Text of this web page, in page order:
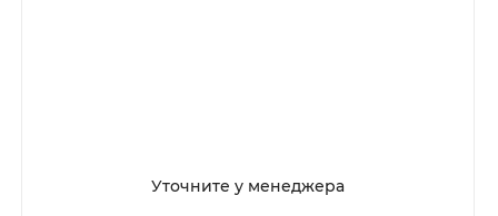
Уточните у менеджера